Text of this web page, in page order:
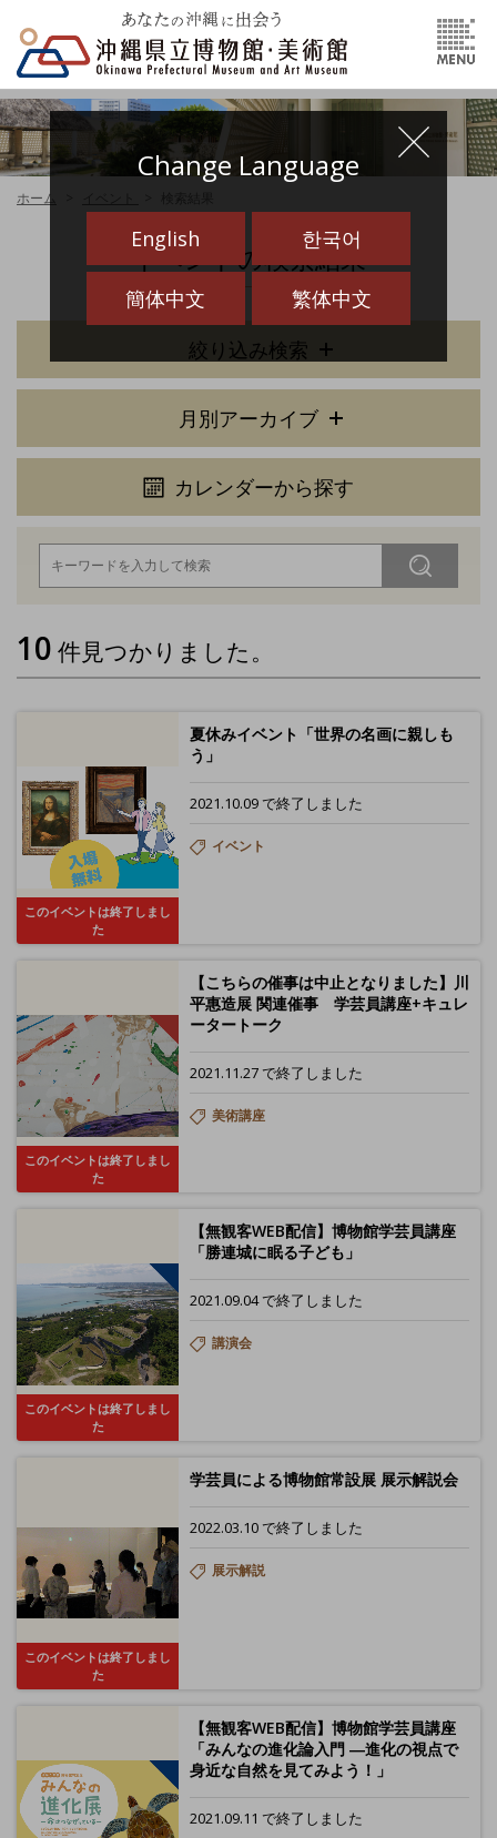
Change Language
English 한국어
簡体中文 繁体中文
ホーム
イベントの検索結果
絞り込み検索
月別アーカイブ
カレンダーから探す
10 件見つかりました。
このイベントは終了しまし
た
夏休みイベント「世界の名画に親しも
う」
2021.10.09 で終了しました
イベント
このイベントは終了しまし
た
【こちらの催事は中止となりました】川
平惠造展 関連催事 学芸員講座+キュレ
ータートーク
2021.11.27 で終了しました
美術講座
このイベントは終了しまし
た
【無観客WEB配信】博物館学芸員講座
「勝連城に眠る子ども」
2021.09.04 で終了しました
講演会
このイベントは終了しまし
た
学芸員による博物館常設展 展示解説会
2022.03.10 で終了しました
展示解説
【無観客WEB配信】博物館学芸員講座
「みんなの進化論入門 ―進化の視点で
身近な自然を見てみよう！」
2021.09.11 で終了しました